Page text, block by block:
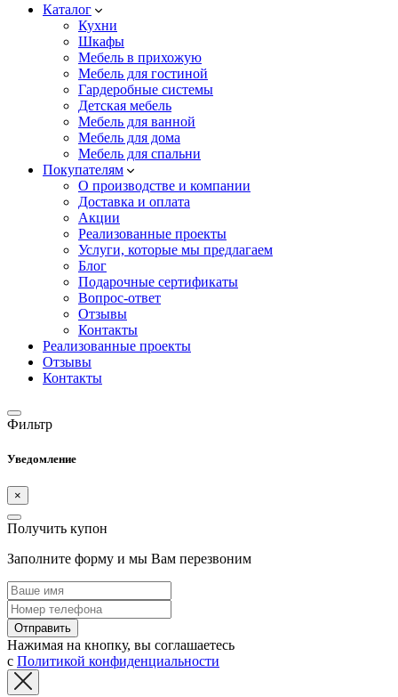
Каталог
Кухни
Шкафы
Мебель в прихожую
Мебель для гостиной
Гардеробные системы
Детская мебель
Мебель для ванной
Мебель для дома
Мебель для спальни
Покупателям
О производстве и компании
Доставка и оплата
Акции
Реализованные проекты
Услуги, которые мы предлагаем
Блог
Подарочные сертификаты
Вопрос-ответ
Отзывы
Контакты
Реализованные проекты
Отзывы
Контакты
Фильтр
Уведомление
×
Получить купон
Заполните форму и мы Вам перезвоним
Отправить
Нажимая на кнопку, вы соглашаетесь
с Политикой конфиденциальности